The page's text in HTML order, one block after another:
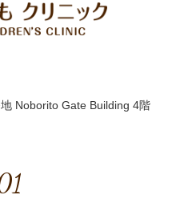
Noborito Gate Building 4階